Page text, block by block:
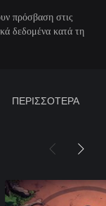
πρόσβαση στις
δεδομένα κατά τη
ΠΕΡΙΣΣΟΤΕΡΑ